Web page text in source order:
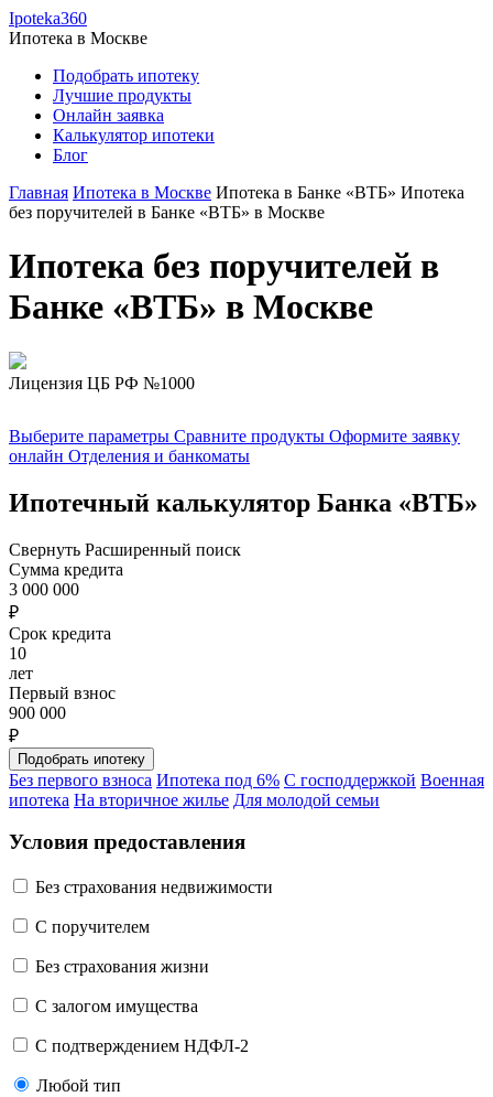
Ipoteka360
Ипотека в Москве
Подобрать ипотеку
Лучшие продукты
Онлайн заявка
Калькулятор ипотеки
Блог
Главная Ипотека в Москве Ипотека в Банке «ВТБ» Ипотека
без поручителей в Банке «ВТБ» в Москве
Ипотека без поручителей в
Банке «ВТБ» в Москве
Лицензия ЦБ РФ №1000
Выберите параметры Сравните продукты Оформите заявку
онлайн Отделения и банкоматы
Ипотечный калькулятор Банка «ВТБ»
Свернуть Расширенный поиск
Сумма кредита
3 000 000
₽
Срок кредита
10
лет
Первый взнос
900 000
₽
Без первого взноса Ипотека под 6% С господдержкой Военная
ипотека На вторичное жилье Для молодой семьи
Условия предоставления
Без страхования недвижимости
C поручителем
Без страхования жизни
С залогом имущества
С подтверждением НДФЛ-2
Любой тип